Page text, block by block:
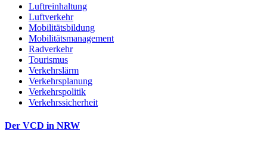
Luftreinhaltung
Luftverkehr
Mobilitätsbildung
Mobilitätsmanagement
Radverkehr
Tourismus
Verkehrslärm
Verkehrsplanung
Verkehrspolitik
Verkehrssicherheit
Der VCD in NRW